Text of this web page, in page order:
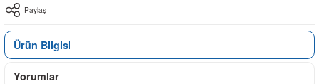
Paylaş
Ürün Bilgisi
Yorumlar